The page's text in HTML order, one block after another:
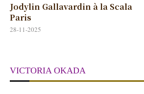
Jodylin Gallavardin à la Scala
Paris
28-11-2025
VICTORIA OKADA